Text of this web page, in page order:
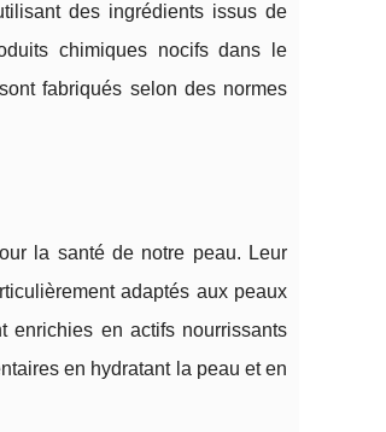
des ingrédients issus de
chimiques nocifs dans le
fabriqués selon des normes
la santé de notre peau. Leur
adaptés aux peaux
enrichies en actifs nourrissants
en hydratant la peau et en